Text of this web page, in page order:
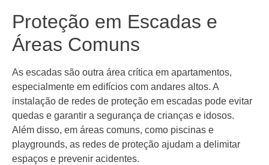
Proteção em Escadas e
Áreas Comuns
As escadas são outra área crítica em apartamentos,
especialmente em edifícios com andares altos. A
instalação de redes de proteção em escadas pode evitar
quedas e garantir a segurança de crianças e idosos.
Além disso, em áreas comuns, como piscinas e
playgrounds, as redes de proteção ajudam a delimitar
espaços e prevenir acidentes.